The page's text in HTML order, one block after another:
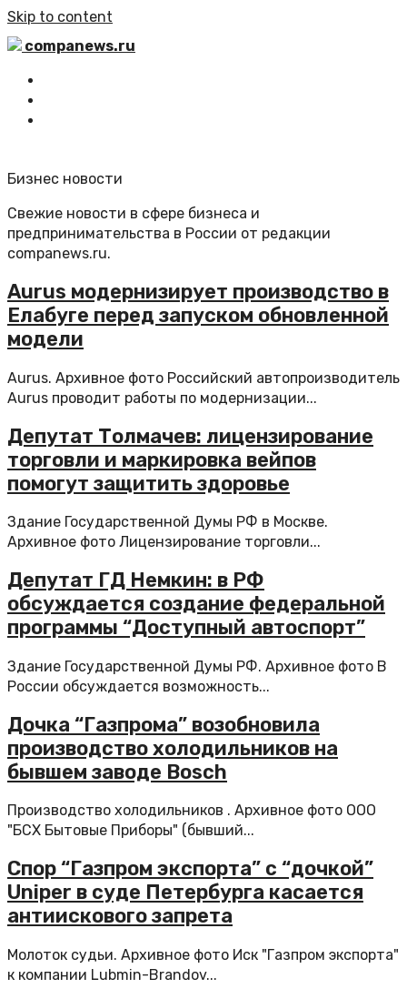
Skip to content
companews.ru
Бизнес новости
Свежие новости в сфере бизнеса и
предпринимательства в России от редакции
companews.ru.
Aurus модернизирует производство в
Елабуге перед запуском обновленной
модели
Aurus. Архивное фото Российский автопроизводитель
Aurus проводит работы по модернизации...
Депутат Толмачев: лицензирование
торговли и маркировка вейпов
помогут защитить здоровье
Здание Государственной Думы РФ в Москве.
Архивное фото Лицензирование торговли...
Депутат ГД Немкин: в РФ
обсуждается создание федеральной
программы “Доступный автоспорт”
Здание Государственной Думы РФ. Архивное фото В
России обсуждается возможность...
Дочка “Газпрома” возобновила
производство холодильников на
бывшем заводе Bosch
Производство холодильников . Архивное фото ООО
"БСХ Бытовые Приборы" (бывший...
Спор “Газпром экспорта” с “дочкой”
Uniper в суде Петербурга касается
антиискового запрета
Молоток судьи. Архивное фото Иск "Газпром экспорта"
к компании Lubmin-Brandov...